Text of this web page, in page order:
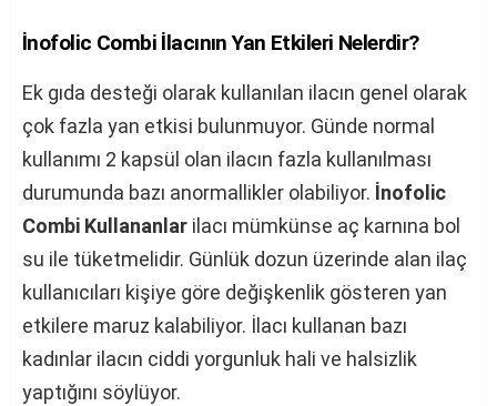
İnofolic Combi İlacının Yan Etkileri Nelerdir?
Ek gıda desteği olarak kullanılan ilacın genel olarak
çok fazla yan etkisi bulunmuyor. Günde normal
kullanımı 2 kapsül olan ilacın fazla kullanılması
durumunda bazı anormallikler olabiliyor. İnofolic
Combi Kullananlar ilacı mümkünse aç karnına bol
su ile tüketmelidir. Günlük dozun üzerinde alan ilaç
kullanıcıları kişiye göre değişkenlik gösteren yan
etkilere maruz kalabiliyor. İlacı kullanan bazı
kadınlar ilacın ciddi yorgunluk hali ve halsizlik
yaptığını söylüyor.